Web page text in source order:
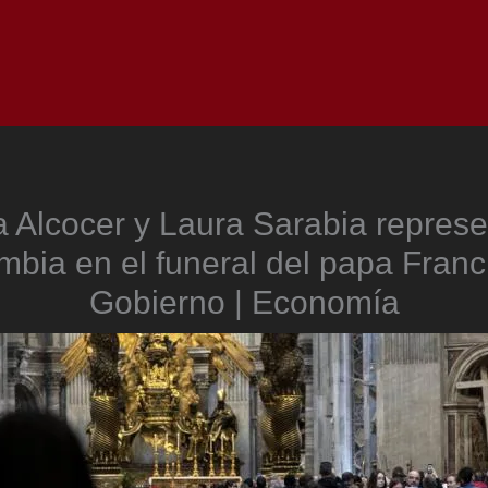
Alcocer y Laura Sarabia
en el funeral del papa
Gobierno | Economía